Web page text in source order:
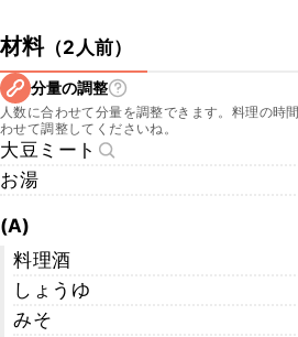
材料（2人前）
分量の調整
人数に合わせて分量を調整できます。料理の時
わせて調整してくださいね。
大豆ミート
お湯
(A)
料理酒
しょうゆ
みそ